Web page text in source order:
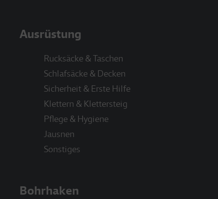
Ausrüstung
Rucksäcke & Taschen
Schlafsäcke & Decken
Sicherheit & Erste Hilfe
Klettern & Klettersteig
Pflege & Hygiene
Jausnen
Sonstiges
Bohrhaken